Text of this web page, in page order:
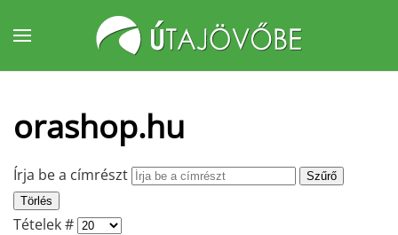
Fő tartalom átugrása
orashop.hu
Írja be a címrészt
Szűrő
Törlés
Tételek #